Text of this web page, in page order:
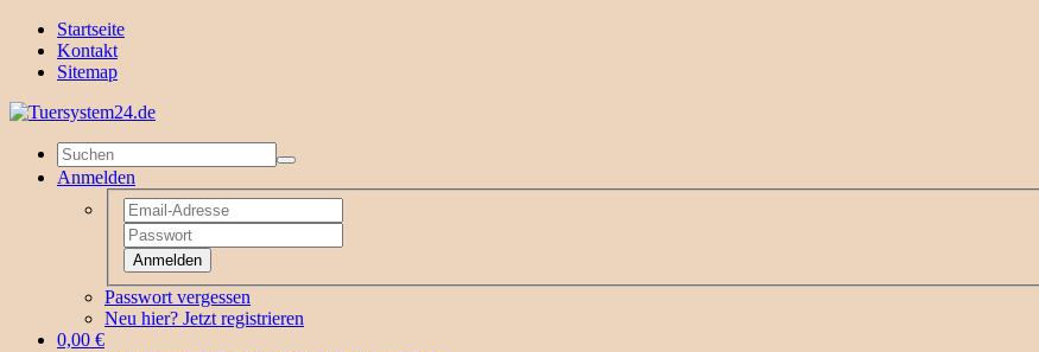
Startseite
Kontakt
Sitemap
Anmelden
Anmelden
Passwort vergessen
Neu hier? Jetzt registrieren
0,00 €